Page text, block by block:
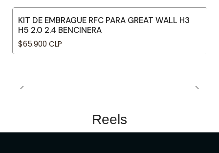
KIT DE EMBRAGUE RFC PARA GREAT WALL H3
H5 2.0 2.4 BENCINERA
$65.900 CLP
Reels